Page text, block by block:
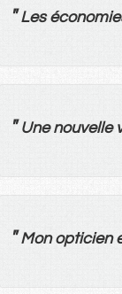
" Les
" Une nouvelle
" Mon opticien